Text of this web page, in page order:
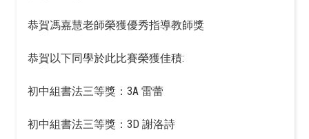
恭賀馮嘉慧老師榮獲優秀指導教師獎
恭賀以下同學於此比賽榮獲佳積:
初中組書法三等獎：3A 雷蕾
初中組書法三等獎：3D 謝洛詩